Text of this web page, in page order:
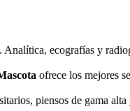
Analítica, ecografías y
ofrece los mejores
piensos de gama